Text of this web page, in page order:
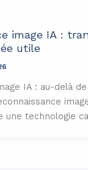
image IA :
utile
IA : au-delà
une technologie